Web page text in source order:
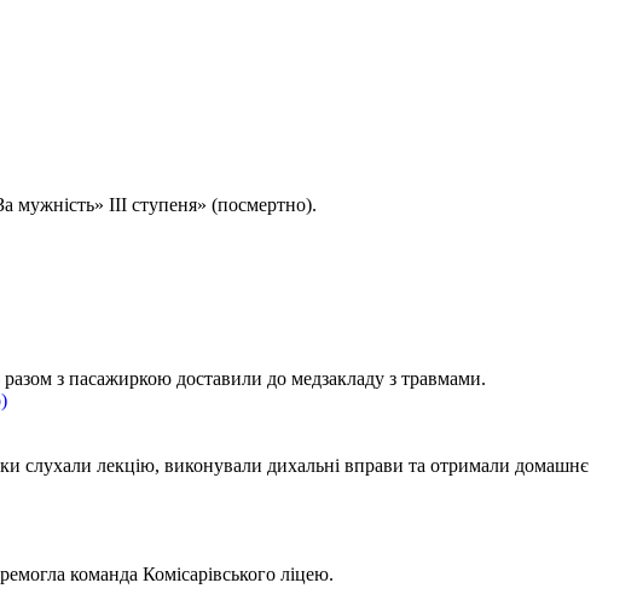
ІІІ ступеня» (посмертно).
з пасажиркою доставили до медзакладу з травмами.
слухали лекцію, виконували дихальні вправи та отримали домашнє
команда Комісарівського ліцею.